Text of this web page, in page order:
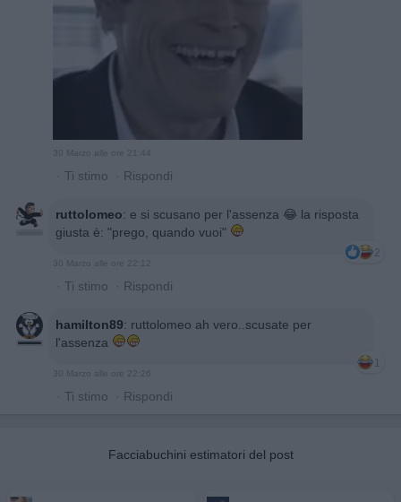
30 Marzo alle ore 21:44
· Ti stimo · Rispondi
ruttolomeo: e si scusano per l'assenza 😂 la risposta
giusta è: "prego, quando vuoi"
2
30 Marzo alle ore 22:12
· Ti stimo · Rispondi
hamilton89: ruttolomeo ah vero..scusate per
l'assenza
1
30 Marzo alle ore 22:26
· Ti stimo · Rispondi
Facciabuchini estimatori del post